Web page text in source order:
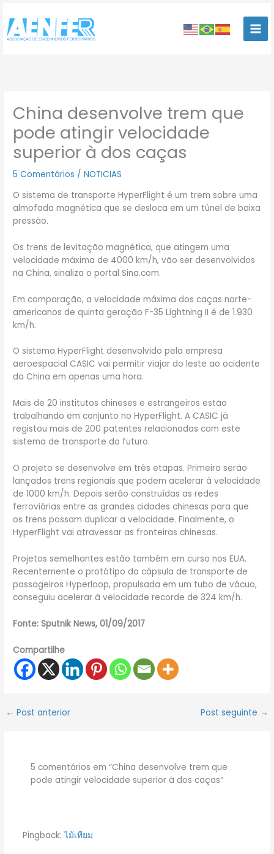
para
conteúdo
China desenvolve trem que
pode atingir velocidade
superior à dos caças
5 Comentários /NOTICIAS
O sistema de transporte HyperFlight é um trem sobre uma
almofada magnética que se desloca em um túnel de baixa
pressão.
Os trens de levitação magnética, que atingem uma
velocidade máxima de 4000 km/h, vão ser desenvolvidos
na China, sinaliza o portal Sina.com.
​Em comparação, a velocidade máxima dos caças norte-
americanos de quinta geração F-35 Lightning II é de 1.930
km/h.
O sistema HyperFlight desenvolvido pela empresa
aeroespacial CASIC vai permitir viajar do leste ao ocidente
da China em apenas uma hora.
Mais de 20 institutos chineses e estrangeiros estão
trabalhando em conjunto no HyperFlight. A CASIC já
registou mais de 200 patentes relacionadas com este
sistema de transporte do futuro.
O projeto se desenvolve em três etapas. Primeiro serão
lançados trens regionais que podem acelerar à velocidade
de 1000 km/h. Depois serão construídas as redes
ferroviárias entre as grandes cidades chinesas para que
os trens possam duplicar a velocidade. Finalmente, o
HyperFlight vai atravessar as fronteiras chinesas.
Projetos semelhantes estão também em curso nos EUA.
Recentemente o protótipo da cápsula de transporte de
passageiros Hyperloop, propulsada em um tubo de vácuo,
conseguiu acelerar à velocidade recorde de 324 km/h.
Fonte: Sputnik News, 01/09/2017
Compartilhe
← Post anterior Post seguinte →
5 comentários em “China desenvolve trem que
pode atingir velocidade superior à dos caças”
Pingback:ไม้เทียม